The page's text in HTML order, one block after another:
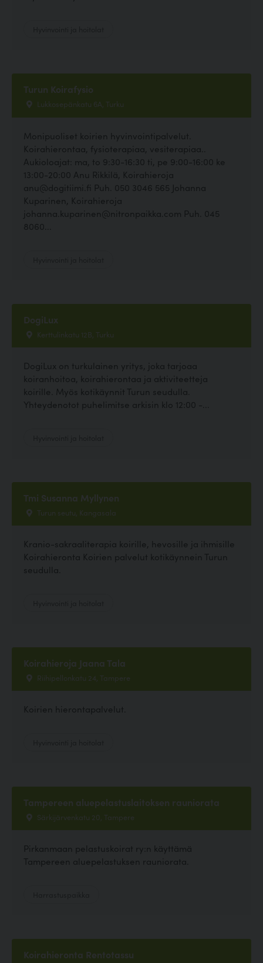
Turun Koirafysio
Lukkosepänkatu 6A, Turku
Monipuoliset koirien hyvinvointipalvelut.
Koirahierontaa, fysioterapiaa, vesiterapiaa..
Aukioloajat: ma, to 9:30-16:30 ti, pe 9:00-16:00 ke
13:00-20:00 Anu Rikkilä, Koirahieroja
anu@dogitiimi.fi Puh. 050 3046 565 Johanna
Kuparinen, Koirahieroja
johanna.kuparinen@nitronpaikka.com Puh. 045
8060...
DogiLux
Kerttulinkatu 12B, Turku
DogiLux on turkulainen yritys, joka tarjoaa
koiranhoitoa, koirahierontaa ja aktiviteetteja
koirille. Myös kotikäynnit Turun seudulla.
Yhteydenotot puhelimitse arkisin klo 12:00 -...
Tmi Susanna Myllynen
Turun seutu, Kangasala
Kranio-sakraaliterapia koirille, hevosille ja ihmisille
Koirahieronta Koirien palvelut kotikäynnein Turun
seudulla.
Koirahieroja Jaana Tala
Riihipellonkatu 24, Tampere
Koirien hierontapalvelut.
Tampereen aluepelastuslaitoksen rauniorata
Särkijärvenkatu 20, Tampere
Pirkanmaan pelastuskoirat ry:n käyttämä
Tampereen aluepelastuksen rauniorata.
Koirahieronta Rentotassu